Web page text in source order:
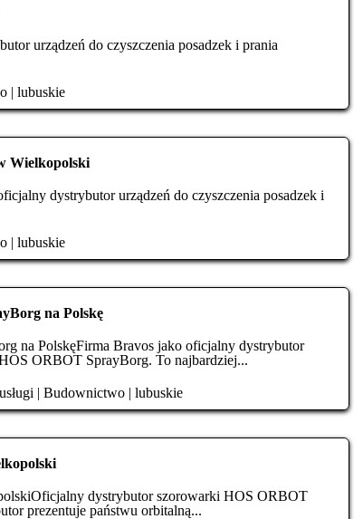
urządzeń do czyszczenia posadzek i prania
| lubuskie
Wielkopolski
dystrybutor urządzeń do czyszczenia posadzek i
| lubuskie
na Polskę
na PolskęFirma Bravos jako oficjalny dystrybutor
ORBOT SprayBorg. To najbardziej...
usługi | Budownictwo | lubuskie
dystrybutor szorowarki HOS ORBOT
prezentuje państwu orbitalną...